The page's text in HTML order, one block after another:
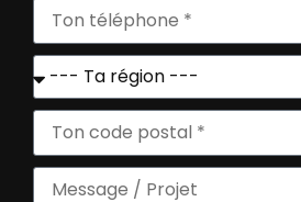
OSE Entreprendre
09/10/2025 de 17h00 à
9 La Canebière 13001
France